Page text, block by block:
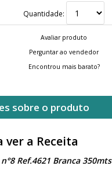
Quantidade:
Avaliar produto
Perguntar ao vendedor
Encontrou mais barato?
sobre o produto
ver a Receita
Ref.4621 Branca 350mts